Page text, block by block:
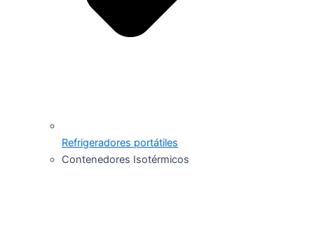
Refrigeradores portátiles
Contenedores Isotérmicos